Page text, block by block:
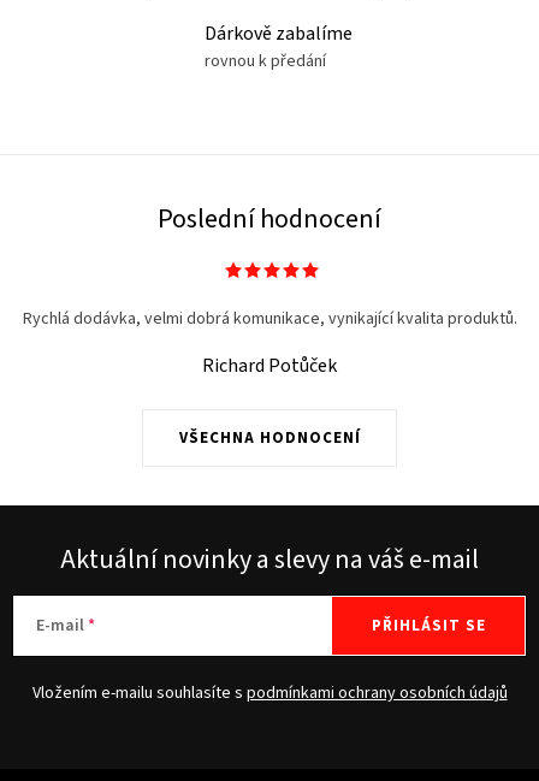
Dárkově zabalíme
rovnou k předání
Poslední hodnocení
VŠECHNA HODNOCENÍ
Rychlá dodávka, velmi dobrá komunikace, vynikající kvalita produktů.
Richard Potůček
Aktuální novinky a slevy na váš e-mail
E-mail
Vložením e-mailu souhlasíte s podmínkami ochrany osobních údajů
PŘIHLÁSIT SE